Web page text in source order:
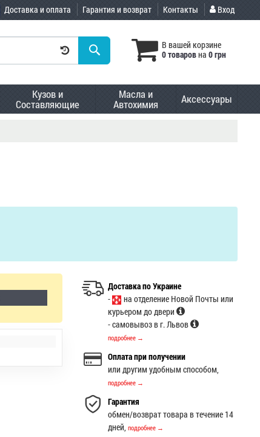
Доставка и оплата Гарантия и возврат Контакты Вход
В вашей корзине
0 товаровна 0 грн
Кузов и
Составляющие
Масла и
Автохимия Аксессуары
Доставка по Украине
-
на отделение Новой Почты или
курьером до двери
- самовывоз в г. Львов
подробнее →
Оплата при получении
или другим удобным способом,
подробнее →
Гарантия
обмен/возврат товара в течение 14
дней,подробнее →